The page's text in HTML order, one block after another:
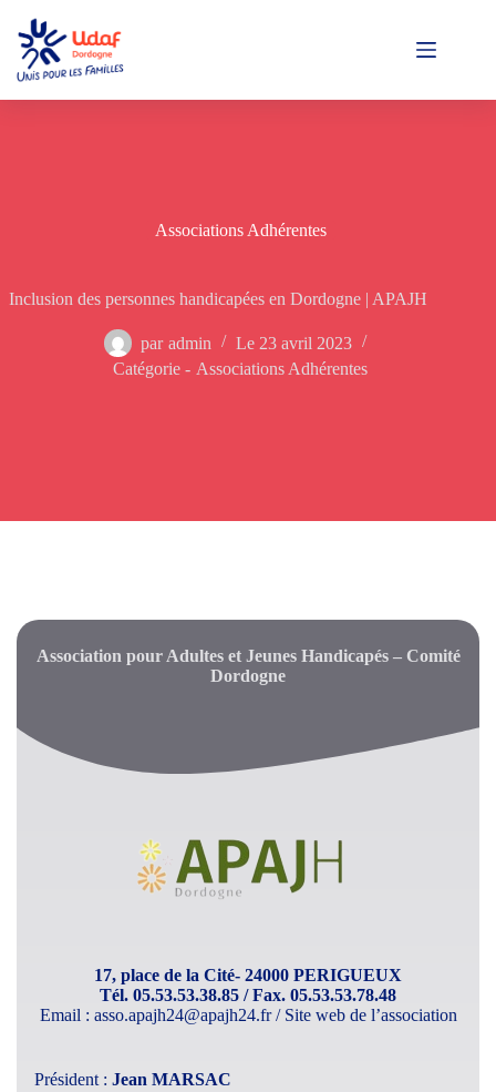
contenu
Associations Adhérentes
Inclusion des personnes handicapées en Dordogne | APAJH
par admin Le 23 avril 2023
Catégorie - Associations Adhérentes
Association pour Adultes et Jeunes Handicapés – Comité
Dordogne
17, place de la Cité- 24000 PERIGUEUX
Tél. 05.53.53.38.85 / Fax. 05.53.53.78.48
Email : asso.apajh24@apajh24.fr/Site web de l’association
Président : Jean MARSAC